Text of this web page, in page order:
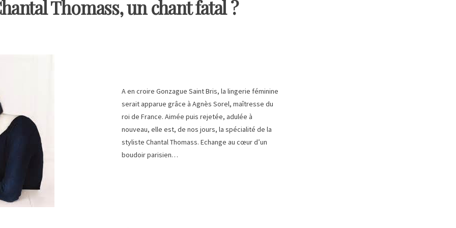
Thomass, un chant fatal ?
A en croire Gonzague Saint Bris, la lingerie féminine
serait apparue grâce à Agnès Sorel, maîtresse du
roi de France. Aimée puis rejetée, adulée à
nouveau, elle est, de nos jours, la spécialité de la
styliste Chantal Thomass. Echange au cœur d’un
boudoir parisien…